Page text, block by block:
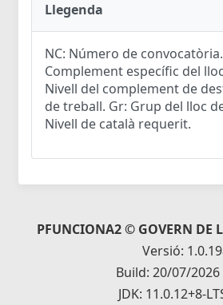
Llegenda
NC: Número de convocatòria.
Complement específic del
Nivell del complement de
de treball. Gr: Grup del lloc
Nivell de català requerit.
PFUNCIONA2 © GOVERN DE
Versió:
Build: 20/07/2026
JDK: 11.0.12+8-